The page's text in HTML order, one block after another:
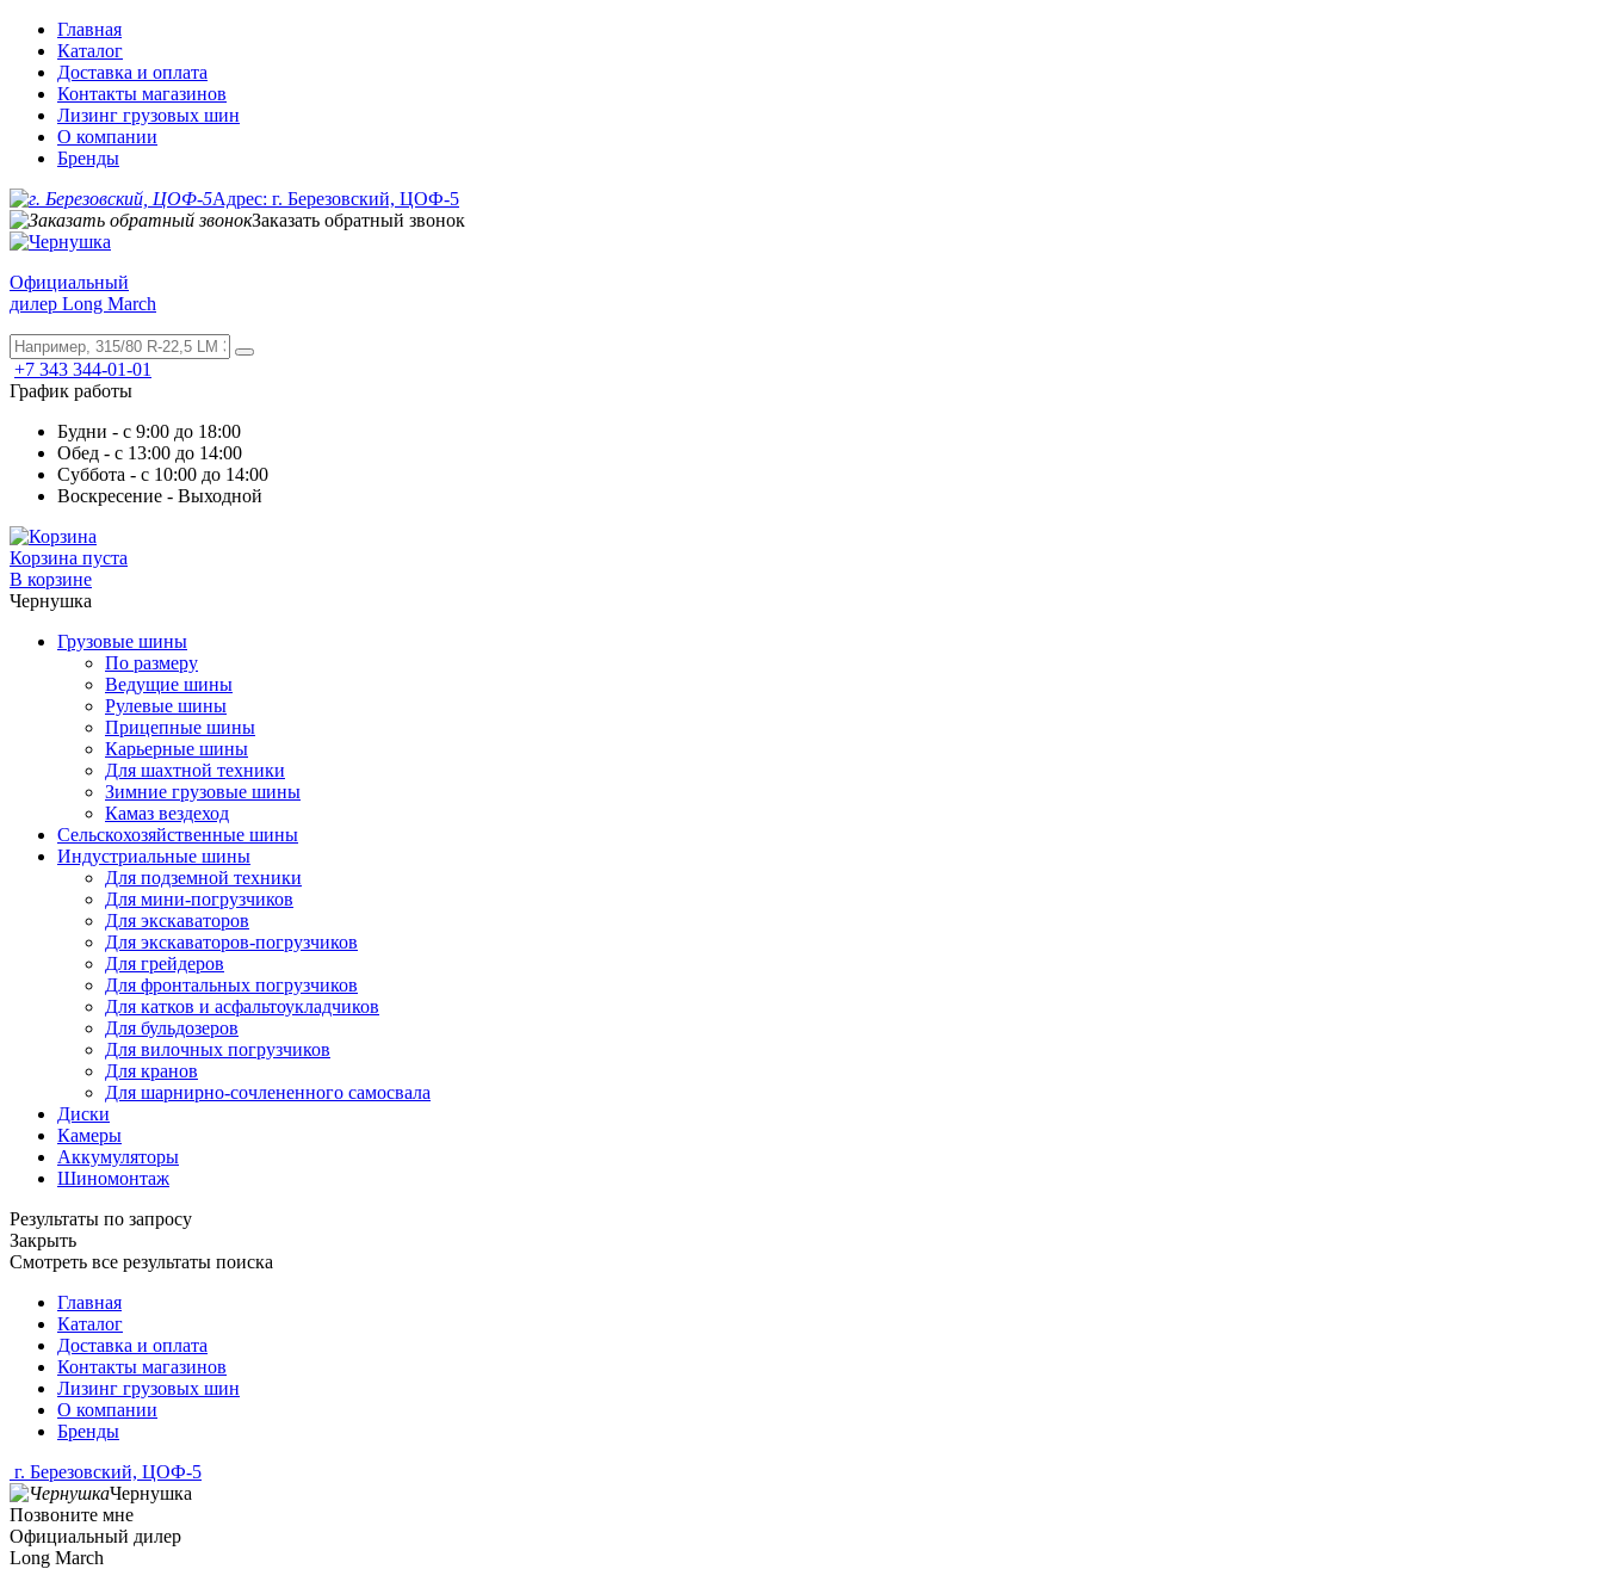
Главная
Каталог
Доставка и оплата
Контакты магазинов
Лизинг грузовых шин
О компании
Бренды
Адрес: г. Березовский, ЦОФ-5
Заказать обратный звонок
Официальный
дилер Long March
+7 343 344-01-01
График работы
Будни - с 9:00 до 18:00
Обед - с 13:00 до 14:00
Суббота - с 10:00 до 14:00
Воскресение - Выходной
Корзина пуста
В корзине
Чернушка
Грузовые шины
По размеру
Ведущие шины
Рулевые шины
Прицепные шины
Карьерные шины
Для шахтной техники
Зимние грузовые шины
Камаз вездеход
Сельскохозяйственные шины
Индустриальные шины
Для подземной техники
Для мини-погрузчиков
Для экскаваторов
Для экскаваторов-погрузчиков
Для грейдеров
Для фронтальных погрузчиков
Для катков и асфальтоукладчиков
Для бульдозеров
Для вилочных погрузчиков
Для кранов
Для шарнирно-сочлененного самосвала
Диски
Камеры
Аккумуляторы
Шиномонтаж
Результаты по запросу
Закрыть
Смотреть все результаты поиска
Главная
Каталог
Доставка и оплата
Контакты магазинов
Лизинг грузовых шин
О компании
Бренды
г. Березовский, ЦОФ-5
Чернушка
Позвоните мне
Официальный дилер
Long March